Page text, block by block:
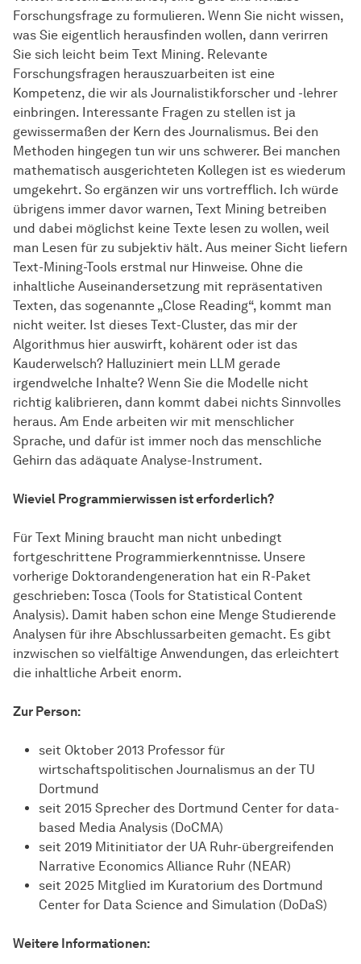
Forschungsfrage zu formulieren. Wenn Sie nicht wissen,
was Sie eigentlich herausfinden wollen, dann verirren
Sie sich leicht beim Text Mining. Relevante
Forschungsfragen herauszuarbeiten ist eine
Kompetenz, die wir als Journalistikforscher und -lehrer
einbringen. Interessante Fragen zu stellen ist ja
gewissermaßen der Kern des Journalismus. Bei den
Methoden hingegen tun wir uns schwerer. Bei manchen
mathematisch ausgerichteten Kollegen ist es wiederum
umgekehrt. So ergänzen wir uns vortrefflich. Ich würde
übrigens immer davor warnen, Text Mining betreiben
und dabei möglichst keine Texte lesen zu wollen, weil
man Lesen für zu subjektiv hält. Aus meiner Sicht liefern
Text-Mining-Tools erstmal nur Hinweise. Ohne die
inhaltliche Auseinandersetzung mit repräsentativen
Texten, das sogenannte „Close Reading“, kommt man
nicht weiter. Ist dieses Text-Cluster, das mir der
Algorithmus hier auswirft, kohärent oder ist das
Kauderwelsch? Halluziniert mein LLM gerade
irgendwelche Inhalte? Wenn Sie die Modelle nicht
richtig kalibrieren, dann kommt dabei nichts Sinnvolles
heraus. Am Ende arbeiten wir mit menschlicher
Sprache, und dafür ist immer noch das menschliche
Gehirn das adäquate Analyse-Instrument.
Wieviel Programmierwissen ist erforderlich?
Für Text Mining braucht man nicht unbedingt
fortgeschrittene Programmierkenntnisse. Unsere
vorherige Doktorandengeneration hat ein R-Paket
geschrieben: Tosca (Tools for Statistical Content
Analysis). Damit haben schon eine Menge Studierende
Analysen für ihre Abschlussarbeiten gemacht. Es gibt
inzwischen so vielfältige Anwendungen, das erleichtert
die inhaltliche Arbeit enorm.
Zur Person:
seit Oktober 2013 Professor für
wirtschaftspolitischen Journalismus an der TU
Dortmund
seit 2015 Sprecher des Dortmund Center for data-
based Media Analysis (DoCMA)
seit 2019 Mitinitiator der UA Ruhr-übergreifenden
Narrative Economics Alliance Ruhr (NEAR)
seit 2025 Mitglied im Kuratorium des Dortmund
Center for Data Science and Simulation (DoDaS)
Weitere Informationen: